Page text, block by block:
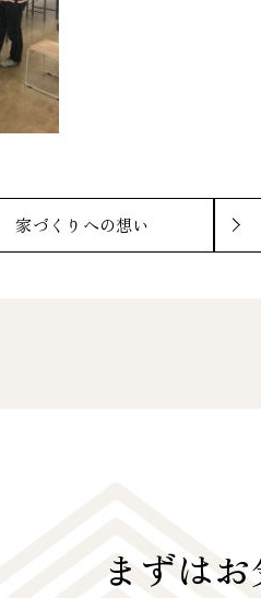
家づくりへの想い
まずは